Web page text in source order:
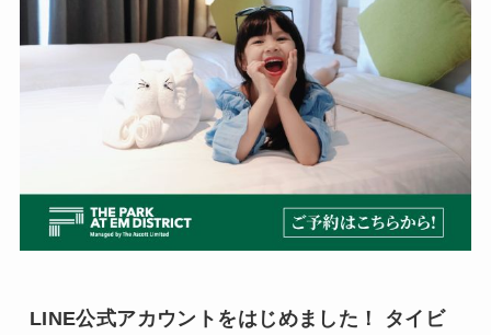
LINE公式アカウントをはじめました！ タイビ